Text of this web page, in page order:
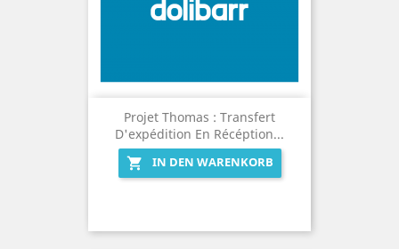
Projet Thomas : Transfert
D'expédition En Récéption...

IN DEN WARENKORB